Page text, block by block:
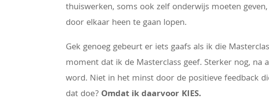
thuiswerken, soms ook zelf onderwijs moeten
door elkaar heen te gaan lopen.
Gek genoeg gebeurt er iets gaafs als ik die
moment dat ik de Masterclass geef. Sterker nog,
word. Niet in het minst door de positieve feedback
dat doe? Omdat ik daarvoor KIES.